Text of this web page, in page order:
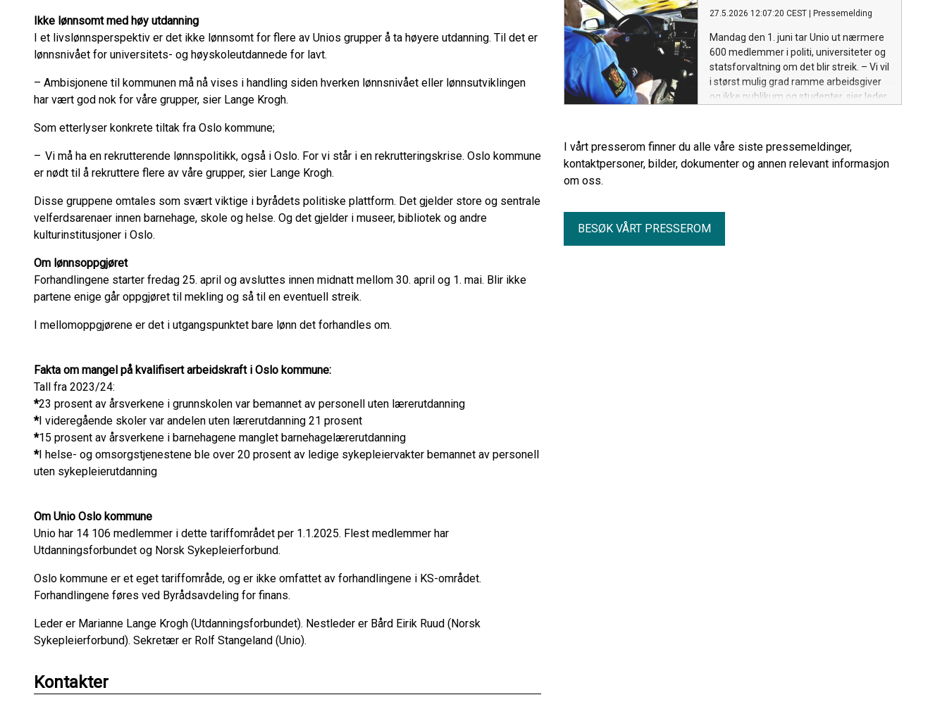
Ikke lønnsomt med høy utdanning
I et livslønnsperspektiv er det ikke lønnsomt for flere av Unios grupper å ta høyere utdanning. Til det er
lønnsnivået for universitets- og høyskoleutdannede for lavt.
– Ambisjonene til kommunen må nå vises i handling siden hverken lønnsnivået eller lønnsutviklingen
har vært god nok for våre grupper, sier Lange Krogh.
Som etterlyser konkrete tiltak fra Oslo kommune;
– Vi må ha en rekrutterende lønnspolitikk, også i Oslo. For vi står i en rekrutteringskrise. Oslo kommune
er nødt til å rekruttere flere av våre grupper, sier Lange Krogh.
Disse gruppene omtales som svært viktige i byrådets politiske plattform. Det gjelder store og sentrale
velferdsarenaer innen barnehage, skole og helse. Og det gjelder i museer, bibliotek og andre
kulturinstitusjoner i Oslo.
Om lønnsoppgjøret
Forhandlingene starter fredag 25. april og avsluttes innen midnatt mellom 30. april og 1. mai. Blir ikke
partene enige går oppgjøret til mekling og så til en eventuell streik.
I mellomoppgjørene er det i utgangspunktet bare lønn det forhandles om.
Fakta om mangel på kvalifisert arbeidskraft i Oslo kommune:
Tall fra 2023/24:
*23 prosent av årsverkene i grunnskolen var bemannet av personell uten lærerutdanning
*I videregående skoler var andelen uten lærerutdanning 21 prosent
*15 prosent av årsverkene i barnehagene manglet barnehagelærerutdanning
*I helse- og omsorgstjenestene ble over 20 prosent av ledige sykepleiervakter bemannet av personell
uten sykepleierutdanning
Om Unio Oslo kommune
Unio har 14 106 medlemmer i dette tariffområdet per 1.1.2025. Flest medlemmer har
Utdanningsforbundet og Norsk Sykepleierforbund.
Oslo kommune er et eget tariffområde, og er ikke omfattet av forhandlingene i KS-området.
Forhandlingene føres ved Byrådsavdeling for finans.
Leder er Marianne Lange Krogh (Utdanningsforbundet). Nestleder er Bård Eirik Ruud (Norsk
Sykepleierforbund). Sekretær er Rolf Stangeland (Unio).
Kontakter
27.5.2026 12:07:20 CEST Pressemelding
Mandag den 1. juni tar Unio ut nærmere
600 medlemmer i politi, universiteter og
statsforvaltning om det blir streik. – Vi vil
i størst mulig grad ramme arbeidsgiver
og ikke publikum og studenter, sier leder
I vårt presserom finner du alle våre siste pressemeldinger,
kontaktpersoner, bilder, dokumenter og annen relevant informasjon
om oss.
BESØK VÅRT PRESSEROM